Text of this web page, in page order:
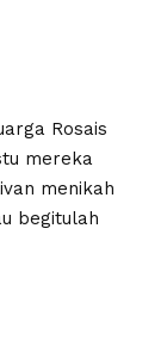
Rosais
mereka
menikah
begitulah